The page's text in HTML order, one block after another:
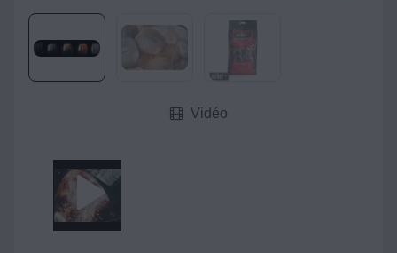
Vidéo